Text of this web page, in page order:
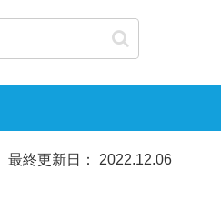
最終更新日： 2022.12.06